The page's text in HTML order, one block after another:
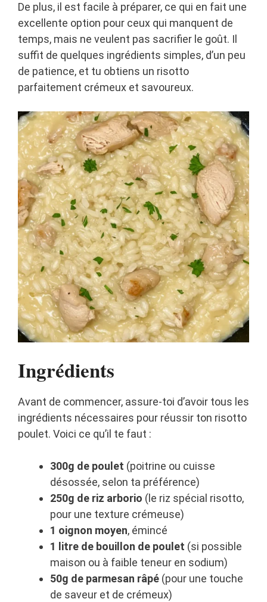
De plus, il est facile à préparer, ce qui en fait une
excellente option pour ceux qui manquent de
temps, mais ne veulent pas sacrifier le goût. Il
suffit de quelques ingrédients simples, d’un peu
de patience, et tu obtiens un risotto
parfaitement crémeux et savoureux.
Ingrédients
Avant de commencer, assure-toi d’avoir tous les
ingrédients nécessaires pour réussir ton risotto
poulet. Voici ce qu’il te faut :
300g de poulet (poitrine ou cuisse
désossée, selon ta préférence)
250g de riz arborio (le riz spécial risotto,
pour une texture crémeuse)
1 oignon moyen, émincé
1 litre de bouillon de poulet (si possible
maison ou à faible teneur en sodium)
50g de parmesan râpé (pour une touche
de saveur et de crémeux)